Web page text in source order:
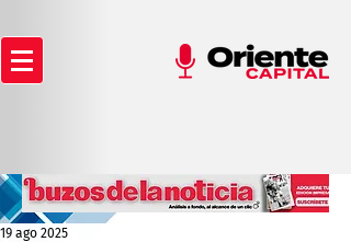
19 ago 2025